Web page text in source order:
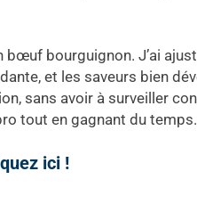
bourguignon. J’ai
et les saveurs bien
sans avoir à surveiller
tout en gagnant du temps.
ici !